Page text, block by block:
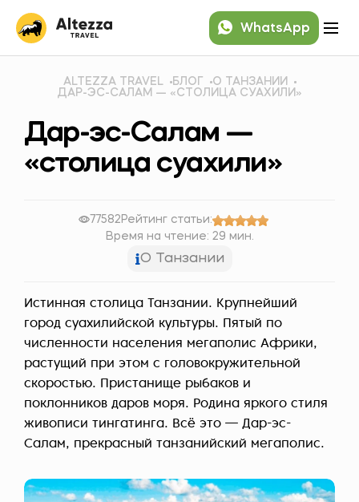
WhatsApp
ALTEZZA TRAVEL БЛОГ
О ТАНЗАНИИ
ДАР-ЭС-САЛАМ — «СТОЛИЦА СУАХИЛИ»
Дар-эс-Салам —
«столица суахили»
77582 Рейтинг статьи:
Время на чтение: 29 мин.
О Танзании
Истинная столица Танзании. Крупнейший
город суахилийской культуры. Пятый по
численности населения мегаполис Африки,
растущий при этом с головокружительной
скоростью. Пристанище рыбаков и
поклонников даров моря. Родина яркого стиля
живописи тингатинга. Всё это — Дар-эс-
Салам, прекрасный танзанийский мегаполис.